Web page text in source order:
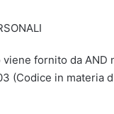
viene fornito da
(Codice in materia